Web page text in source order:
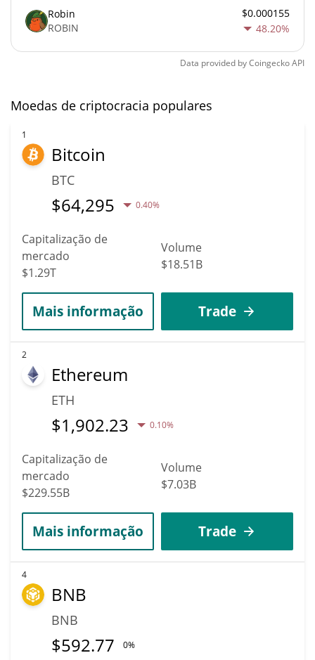
Robin
ROBIN
$0.000155
48.20%
Data provided byCoingeckoAPI
Moedas de criptocracia populares
1
Bitcoin
BTC
$64,295 0.40%
Capitalização de
mercado
$1.29T
Volume
$18.51B
Mais informação Trade
2
Ethereum
ETH
$1,902.23 0.10%
Capitalização de
mercado
$229.55B
Volume
$7.03B
Mais informação Trade
4
BNB
BNB
$592.77 0%